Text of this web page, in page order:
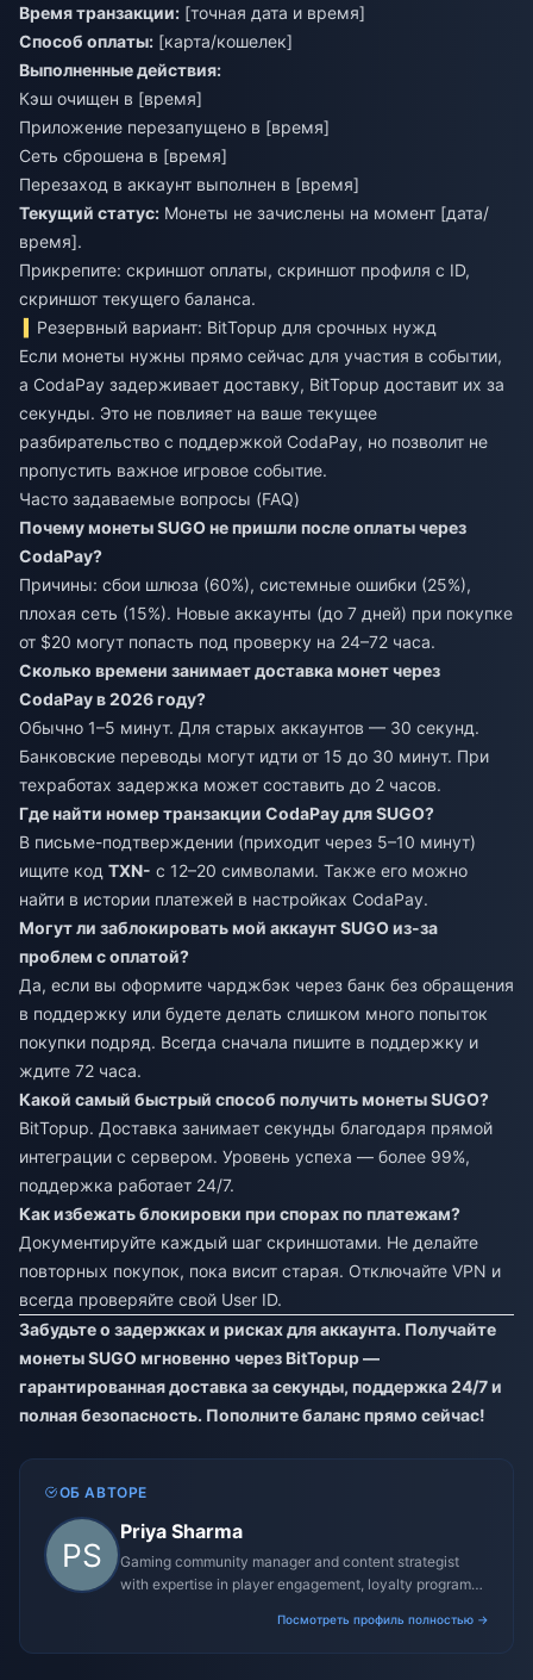
Время транзакции: [точная дата и время]
Способ оплаты: [карта/кошелек]
Выполненные действия:
Кэш очищен в [время]
Приложение перезапущено в [время]
Сеть сброшена в [время]
Перезаход в аккаунт выполнен в [время]
Текущий статус: Монеты не зачислены на момент [дата/
время].
Прикрепите: скриншот оплаты, скриншот профиля с ID,
скриншот текущего баланса.
Резервный вариант: BitTopup для срочных нужд
Если монеты нужны прямо сейчас для участия в событии,
а CodaPay задерживает доставку, BitTopup доставит их за
секунды. Это не повлияет на ваше текущее
разбирательство с поддержкой CodaPay, но позволит не
пропустить важное игровое событие.
Часто задаваемые вопросы (FAQ)
Почему монеты SUGO не пришли после оплаты через
CodaPay?
Причины: сбои шлюза (60%), системные ошибки (25%),
плохая сеть (15%). Новые аккаунты (до 7 дней) при покупке
от $20 могут попасть под проверку на 24–72 часа.
Сколько времени занимает доставка монет через
CodaPay в 2026 году?
Обычно 1–5 минут. Для старых аккаунтов — 30 секунд.
Банковские переводы могут идти от 15 до 30 минут. При
техработах задержка может составить до 2 часов.
Где найти номер транзакции CodaPay для SUGO?
В письме-подтверждении (приходит через 5–10 минут)
ищите код TXN- с 12–20 символами. Также его можно
найти в истории платежей в настройках CodaPay.
Могут ли заблокировать мой аккаунт SUGO из-за
проблем с оплатой?
Да, если вы оформите чарджбэк через банк без обращения
в поддержку или будете делать слишком много попыток
покупки подряд. Всегда сначала пишите в поддержку и
ждите 72 часа.
Какой самый быстрый способ получить монеты SUGO?
BitTopup. Доставка занимает секунды благодаря прямой
интеграции с сервером. Уровень успеха — более 99%,
поддержка работает 24/7.
Как избежать блокировки при спорах по платежам?
Документируйте каждый шаг скриншотами. Не делайте
повторных покупок, пока висит старая. Отключайте VPN и
всегда проверяйте свой User ID.
Забудьте о задержках и рисках для аккаунта. Получайте
монеты SUGO мгновенно через BitTopup—
гарантированная доставка за секунды, поддержка 24/7 и
полная безопасность. Пополните баланс прямо сейчас!
ОБ АВТОРЕ
Priya Sharma
Gaming community manager and content strategist
with expertise in player engagement, loyalty programs,
Посмотреть профиль полностью →